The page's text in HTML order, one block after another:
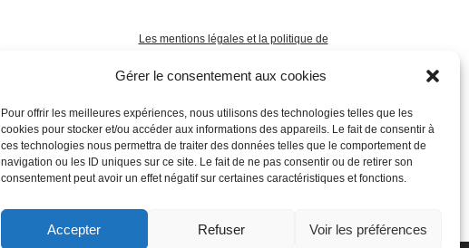
Gérer le consentement aux cookies
Pour offrir les meilleures expériences, nous utilisons des technologies telles que les
cookies pour stocker et/ou accéder aux informations des appareils. Le fait de consentir à
ces technologies nous permettra de traiter des données telles que le comportement de
navigation ou les ID uniques sur ce site. Le fait de ne pas consentir ou de retirer son
consentement peut avoir un effet négatif sur certaines caractéristiques et fonctions.
Accepter Refuser Voir les préférences
Les mentions légales et la politique de